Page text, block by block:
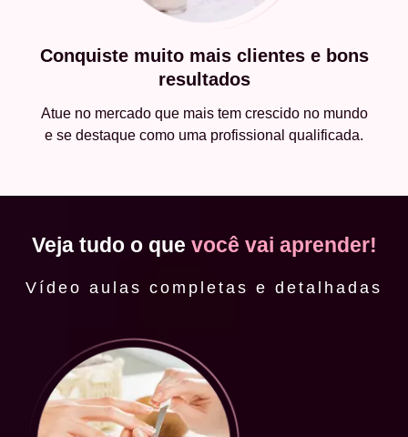
Conquiste muito mais clientes e bons
resultados
Atue no mercado que mais tem crescido no mundo
e se destaque como uma profissional qualificada.
Veja tudo o que você vai aprender!
Vídeo aulas completas e detalhadas